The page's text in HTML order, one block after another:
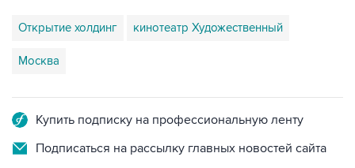
Открытие холдинг кинотеатр Художественный
Москва
Купить подписку на профессиональную ленту
Подписаться на рассылку главных новостей сайта